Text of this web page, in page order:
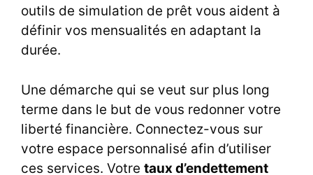
outils de simulation de prêt vous aident à
définir vos mensualités en adaptant la
durée.
Une démarche qui se veut sur plus long
terme dans le but de vous redonner votre
liberté financière. Connectez-vous sur
votre espace personnalisé afin d’utiliser
ces services. Votre taux d’endettement